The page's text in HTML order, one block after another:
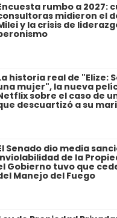
rumbo a 2027:
midieron el
y la crisis de
historia real de "Elize:
mujer", la nueva
sobre el caso de
descuartizó a su
Senado dio media
de la
Gobierno tuvo que
Manejo del Fuego